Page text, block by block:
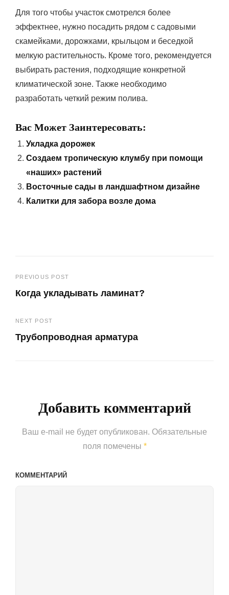
Для того чтобы участок смотрелся более
эффектнее, нужно посадить рядом с садовыми
скамейками, дорожками, крыльцом и беседкой
мелкую растительность. Кроме того, рекомендуется
выбирать растения, подходящие конкретной
климатической зоне. Также необходимо
разработать четкий режим полива.
Вас Может Заинтересовать:
Укладка дорожек
Создаем тропическую клумбу при помощи
«наших» растений
Восточные сады в ландшафтном дизайне
Калитки для забора возле дома
Навигация
по
записям
PREVIOUS POST
Когда укладывать ламинат?
Post
NEXT POST
Трубопроводная арматура
Добавить комментарий
Ваш e-mail не будет опубликован. Обязательные
поля помечены *
КОММЕНТАРИЙ